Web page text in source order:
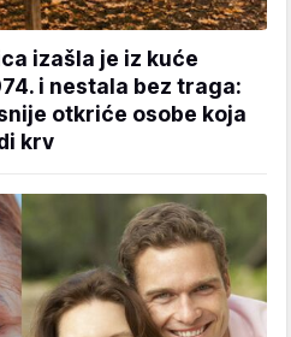
izašla je iz kuće
i nestala bez traga:
otkriće osobe koja
krv